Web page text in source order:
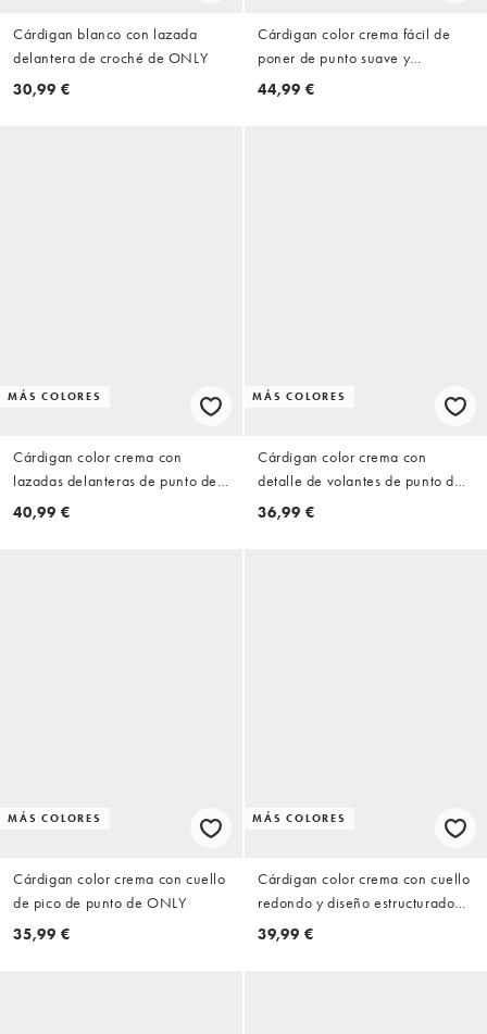
Cárdigan blanco con lazada
delantera de croché de ONLY
30,99 €
Cárdigan color crema fácil de
poner de punto suave y
esponjoso de Vero Moda
44,99 €
MÁS COLORES
Cárdigan color crema con
lazadas delanteras de punto de
ONLY
40,99 €
MÁS COLORES
Cárdigan color crema con
detalle de volantes de punto de
JDY
36,99 €
MÁS COLORES
Cárdigan color crema con cuello
de pico de punto de ONLY
35,99 €
MÁS COLORES
Cárdigan color crema con cuello
redondo y diseño estructurado
de punto de ASOS DESIGN
39,99 €